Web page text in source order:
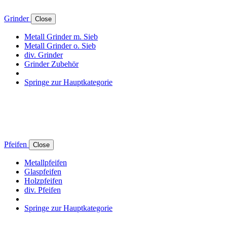
Grinder Close
Metall Grinder m. Sieb
Metall Grinder o. Sieb
div. Grinder
Grinder Zubehör
Springe zur Hauptkategorie
Pfeifen Close
Metallpfeifen
Glaspfeifen
Holzpfeifen
div. Pfeifen
Springe zur Hauptkategorie